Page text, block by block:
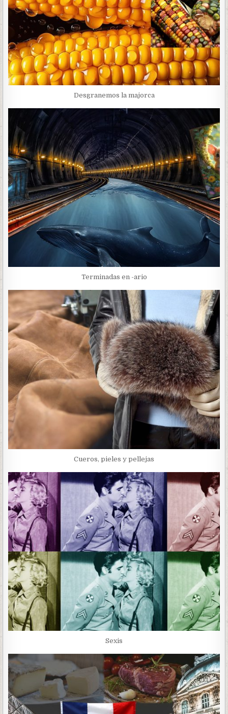
Desgranemos la majorca
Terminadas en -ario
Cueros, pieles y pellejas
Sexis